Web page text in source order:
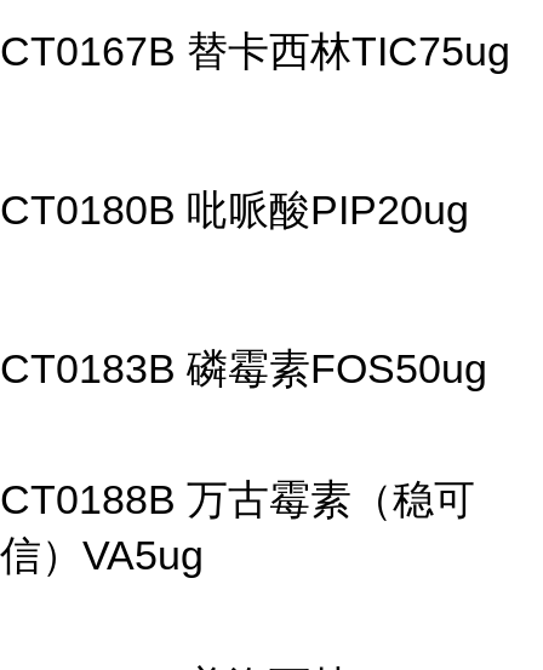
CT0167B 替卡西林TIC75ug
CT0180B 吡哌酸PIP20ug
CT0183B 磷霉素FOS50ug
CT0188B 万古霉素（稳可
信）VA5ug